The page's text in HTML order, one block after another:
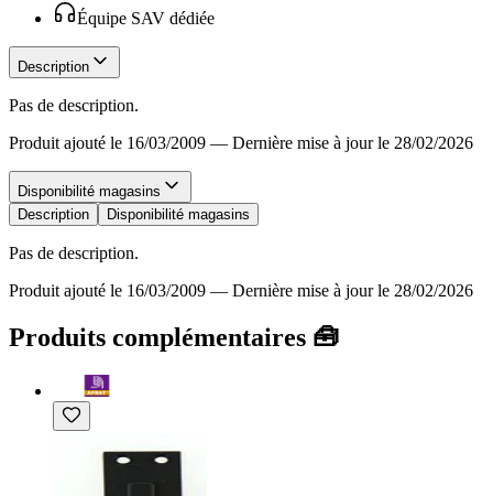
Équipe SAV dédiée
Description
Pas de description.
Produit ajouté le 16/03/2009 — Dernière mise à jour le 28/02/2026
Disponibilité magasins
Description
Disponibilité magasins
Pas de description.
Produit ajouté le 16/03/2009 — Dernière mise à jour le 28/02/2026
Produits complémentaires 🧰